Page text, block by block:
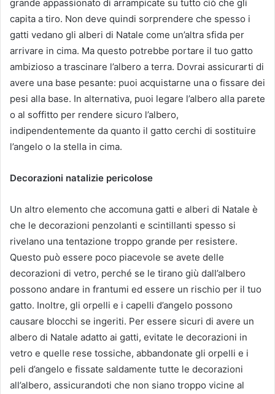
grande appassionato di arrampicate su tutto ciò che gli
capita a tiro. Non deve quindi sorprendere che spesso i
gatti vedano gli alberi di Natale come un’altra sfida per
arrivare in cima. Ma questo potrebbe portare il tuo gatto
ambizioso a trascinare l’albero a terra. Dovrai assicurarti di
avere una base pesante: puoi acquistarne una o fissare dei
pesi alla base. In alternativa, puoi legare l’albero alla parete
o al soffitto per rendere sicuro l’albero,
indipendentemente da quanto il gatto cerchi di sostituire
l’angelo o la stella in cima.
Decorazioni natalizie pericolose
Un altro elemento che accomuna gatti e alberi di Natale è
che le decorazioni penzolanti e scintillanti spesso si
rivelano una tentazione troppo grande per resistere.
Questo può essere poco piacevole se avete delle
decorazioni di vetro, perché se le tirano giù dall’albero
possono andare in frantumi ed essere un rischio per il tuo
gatto. Inoltre, gli orpelli e i capelli d’angelo possono
causare blocchi se ingeriti. Per essere sicuri di avere un
albero di Natale adatto ai gatti, evitate le decorazioni in
vetro e quelle rese tossiche, abbandonate gli orpelli e i
peli d’angelo e fissate saldamente tutte le decorazioni
all’albero, assicurandoti che non siano troppo vicine al